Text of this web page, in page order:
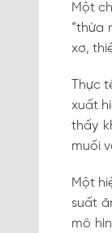
Một
“thừa
xơ,
Thực
xuất
thấy
muối
Một
suất
mô